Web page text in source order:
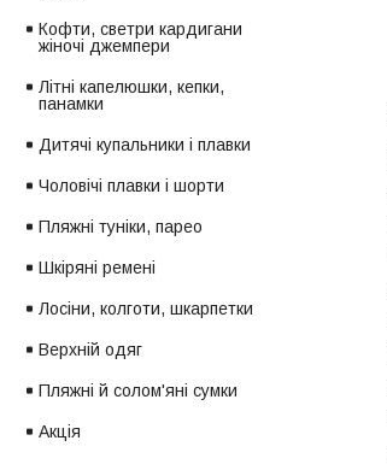
Кофти, светри кардигани
жіночі джемпери
Літні капелюшки, кепки,
панамки
Дитячі купальники і плавки
Чоловічі плавки і шорти
Пляжні туніки, парео
Шкіряні ремені
Лосіни, колготи, шкарпетки
Верхній одяг
Пляжні й солом'яні сумки
Акція